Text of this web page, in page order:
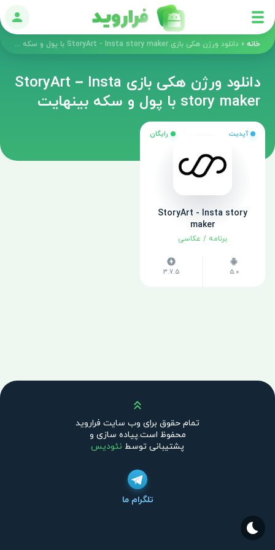
ورود
خانه » دانلود ورژن هکی بازی StoryArt - Insta story maker با پول و سکه بینهایت
دانلود ورژن هکی بازی StoryArt – Insta
story maker با پول و سکه بینهایت
آپدیت رایگان
StoryArt - Insta story
maker
برنامه / عکاسی
5.0
3.7.5
بالا
تمام حقوق برای وب سایت فراروید
محفوظ است.پیاده سازی و
پشتیبانی توسط نئودیس
تلگرام ما